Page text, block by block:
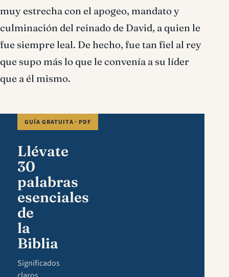
muy estrecha con el apogeo, mandato y
culminación del reinado de David, a quien le
fue siempre leal. De hecho, fue tan fiel al rey
que supo más lo que le convenía a su líder
que a él mismo.
GUÍA GRATUITA · PDF
Llévate
30
palabras
esenciales
de
la
Biblia
Significados